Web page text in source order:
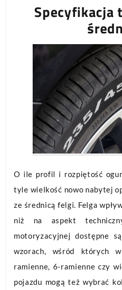
Specyfikacja
O ile profil i rozpiętość
tyle wielkość nowo nabytej
ze średnicą felgi. Felga
niż na aspekt
motoryzacyjnej dostępne
wzorach, wśród których
ramienne, 6-ramienne czy
pojazdu mogą też wybrać